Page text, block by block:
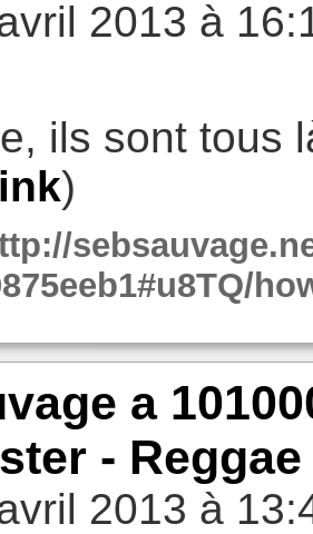
2013 à
ils sont tous
)
a
-
2013 à